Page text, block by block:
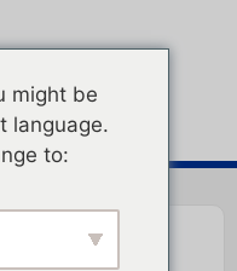
might be
language.
to: